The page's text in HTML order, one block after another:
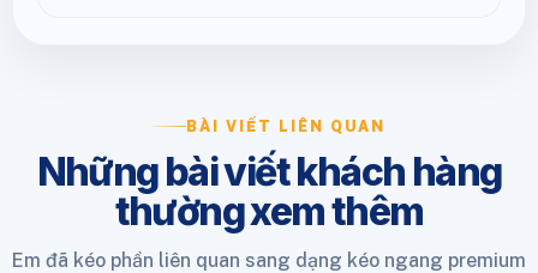
BÀI VIẾT LIÊN QUAN
Những bài viết khách hàng
thường xem thêm
Em đã kéo phần liên quan sang dạng kéo ngang premium